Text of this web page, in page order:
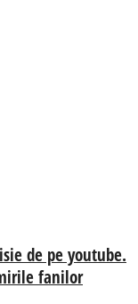
de pe youtube.
fanilor